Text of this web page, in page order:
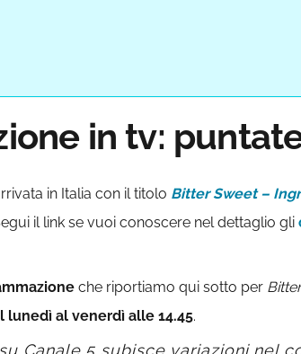
in tv:
in Italia con il titolo Bitter Sweet –
il link se vuoi conoscere nel dettaglio gli
che riportiamo qui sotto per
lunedì al venerdì alle 14.45.
Canale 5 subisce variazioni nel